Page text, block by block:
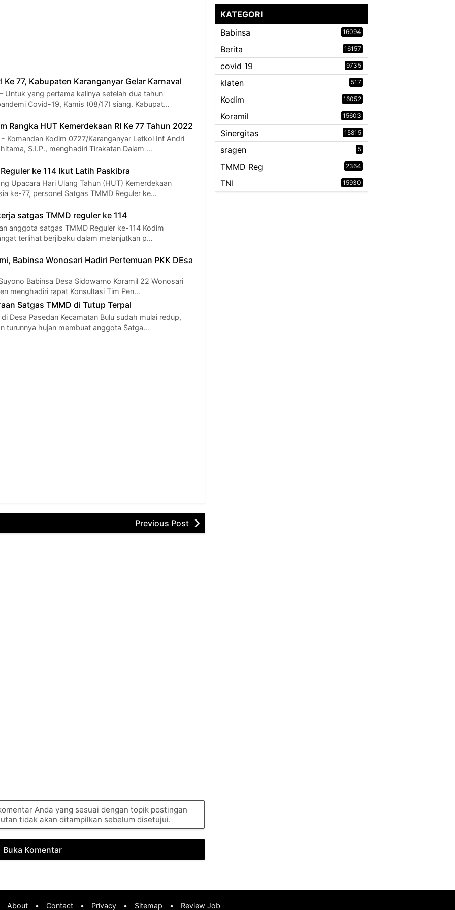
Ke 77, Kabupaten Karanganyar Gelar Karnaval
Untuk yang pertama kalinya setelah dua tahun
Covid-19, Kamis (08/17) siang. Kabupat…
Rangka HUT Kemerdekaan RI Ke 77 Tahun 2022
- Komandan Kodim 0727/Karanganyar Letkol Inf Andri
S.I.P., menghadiri Tirakatan Dalam …
ke 114 Ikut Latih Paskibra
Upacara Hari Ulang Tahun (HUT) Kemerdekaan
ke-77, personel Satgas TMMD Reguler ke…
satgas TMMD reguler ke 114
anggota satgas TMMD Reguler ke-114 Kodim
terlihat berjibaku dalam melanjutkan p…
Babinsa Wonosari Hadiri Pertemuan PKK DEsa
Babinsa Desa Sidowarno Koramil 22 Wonosari
menghadiri rapat Konsultasi Tim Pen…
Satgas TMMD di Tutup Terpal
Desa Pasedan Kecamatan Bulu sudah mulai redup,
turunnya hujan membuat anggota Satga…
Previous Post
Anda yang sesuai dengan topik postingan
tidak akan ditampilkan sebelum disetujui.
Buka Komentar
KATEGORI
Babinsa
16094
Berita 16157
covid 19 9735
klaten 517
Kodim 16052
Koramil 15603
Sinergitas 15815
sragen 5
TMMD Reg 2364
TNI 15930
About • Contact • Privacy • Sitemap • Review Job